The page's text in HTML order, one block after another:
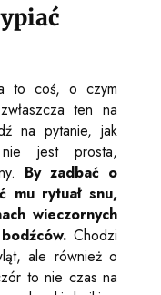
to coś, o czym
ten na
na pytanie, jak
nie jest prosta,
By zadbać o
mu rytuał snu,
wieczornych
Chodzi
ale również o
to nie czas na